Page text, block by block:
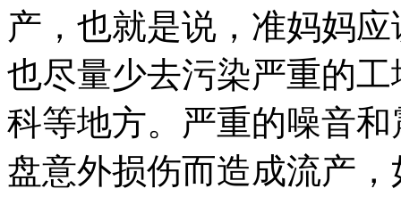
产，也就是说，准妈妈
也尽量少去污染严重的
科等地方。严重的噪音
盘意外损伤而造成流产